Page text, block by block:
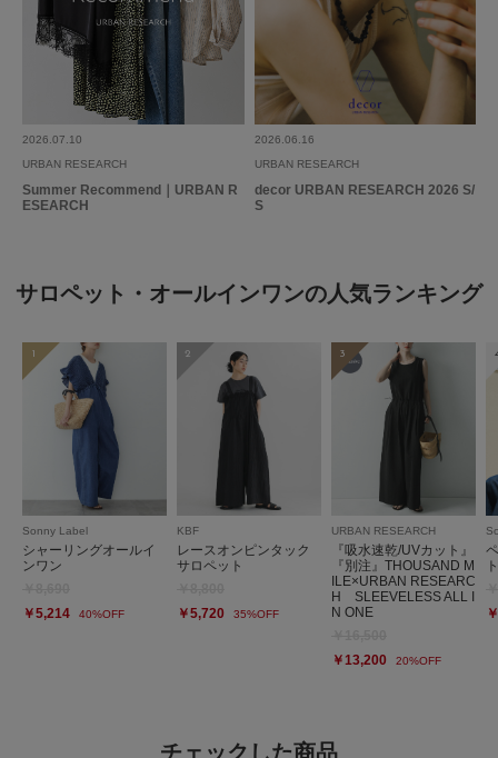
2026.07.10
URBAN RESEARCH
Summer Recommend｜URBAN R
ESEARCH
2026.06.16
URBAN RESEARCH
decor URBAN RESEARCH 2026 S/
S
サロペット・オールインワンの人気ランキング
1
Sonny Label
シャーリングオールイ
ンワン
￥5,214
40%OFF
2
KBF
レースオンピンタック
サロペット
￥5,720
35%OFF
3
URBAN RESEARCH
『吸水速乾/UVカット』
『別注』THOUSAND M
ILE×URBAN RESEARC
H SLEEVELESS ALL I
N ONE
￥13,200
20%OFF
チェックした商品